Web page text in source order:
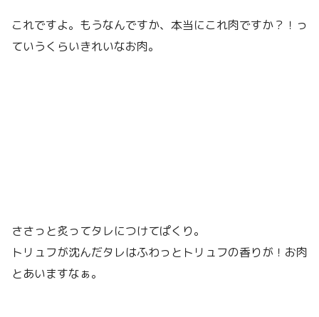
これですよ。もうなんですか、本当にこれ肉ですか？！っ
ていうくらいきれいなお肉。
ささっと炙ってタレにつけてぱくり。
トリュフが沈んだタレはふわっとトリュフの香りが！お肉
とあいますなぁ。